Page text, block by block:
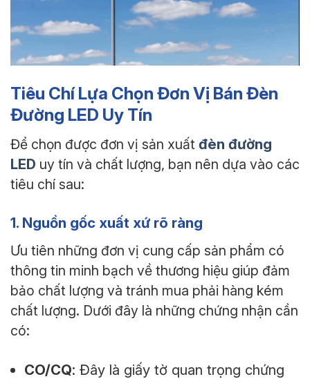
Tiêu Chí Lựa Chọn Đơn Vị Bán Đèn
Đường LED Uy Tín
Để chọn được đơn vị sản xuất đèn đường
LED uy tín và chất lượng, bạn nên dựa vào các
tiêu chí sau:
1. Nguồn gốc xuất xứ rõ ràng
Ưu tiên những đơn vị cung cấp sản phẩm có
thông tin minh bạch về thương hiệu giúp đảm
bảo chất lượng và tránh mua phải hàng kém
chất lượng. Dưới đây là những chứng nhận cần
có:
CO/CQ: Đây là giấy tờ quan trọng chứng